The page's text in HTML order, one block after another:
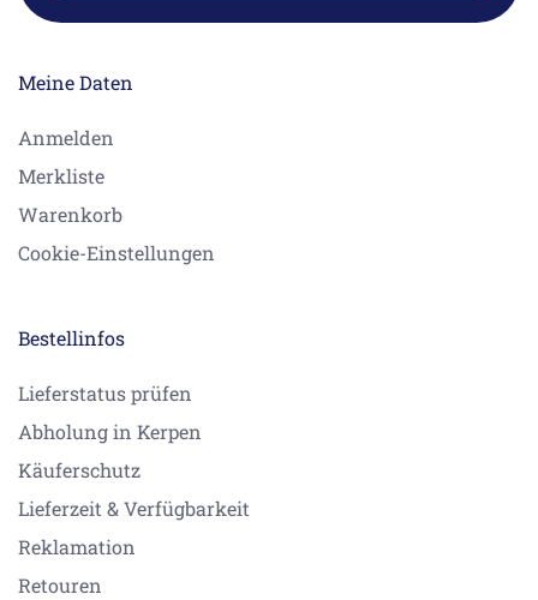
Meine Daten
Anmelden
Merkliste
Warenkorb
Cookie-Einstellungen
Bestellinfos
Lieferstatus prüfen
Abholung in Kerpen
Käuferschutz
Lieferzeit & Verfügbarkeit
Reklamation
Retouren